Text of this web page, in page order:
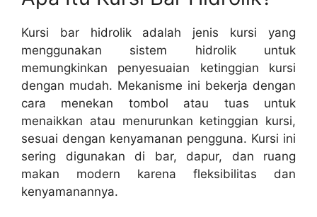
Kursi bar hidrolik adalah jenis kursi yang
menggunakan sistem hidrolik untuk
memungkinkan penyesuaian ketinggian kursi
dengan mudah. Mekanisme ini bekerja dengan
cara menekan tombol atau tuas untuk
menaikkan atau menurunkan ketinggian kursi,
sesuai dengan kenyamanan pengguna. Kursi ini
sering digunakan di bar, dapur, dan ruang
makan modern karena fleksibilitas dan
kenyamanannya.